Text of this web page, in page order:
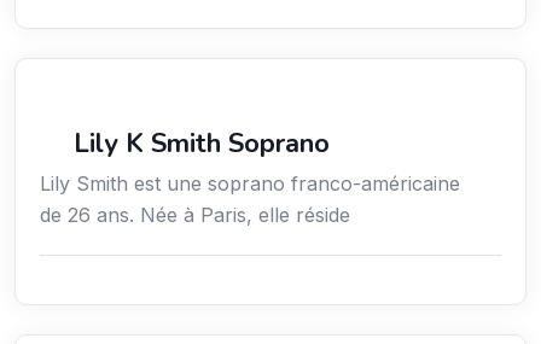
Lily K Smith Soprano
Lily Smith est une soprano franco-américaine
de 26 ans. Née à Paris, elle réside